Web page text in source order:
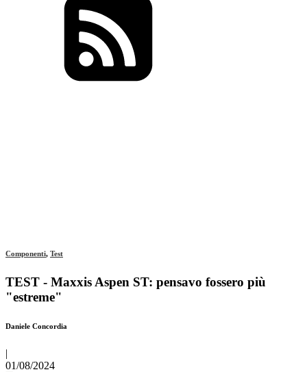
Componenti, Test
TEST - Maxxis Aspen ST: pensavo fossero più
"estreme"
Daniele Concordia
|
01/08/2024